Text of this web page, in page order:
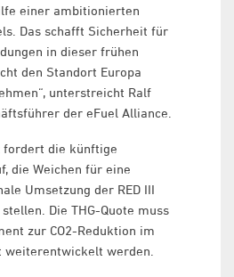
einer ambitionierten
Das schafft Sicherheit für
in dieser frühen
den Standort Europa
unterstreicht Ralf
der eFuel Alliance.
fordert die künftige
die Weichen für eine
Umsetzung der RED III
Die THG-Quote muss
zur CO2-Reduktion im
weiterentwickelt werden.